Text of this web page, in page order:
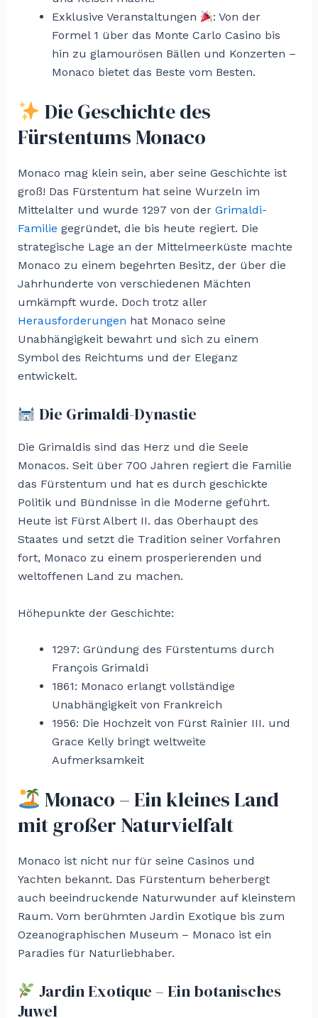
Exklusive Veranstaltungen
: Von der
Formel 1 über das Monte Carlo Casino bis
hin zu glamourösen Bällen und Konzerten –
Monaco bietet das Beste vom Besten.
Die Geschichte des
Fürstentums Monaco
Monaco mag klein sein, aber seine Geschichte ist
groß! Das Fürstentum hat seine Wurzeln im
Mittelalter und wurde 1297 von der Grimaldi-
Familie gegründet, die bis heute regiert. Die
strategische Lage an der Mittelmeerküste machte
Monaco zu einem begehrten Besitz, der über die
Jahrhunderte von verschiedenen Mächten
umkämpft wurde. Doch trotz aller
Herausforderungen hat Monaco seine
Unabhängigkeit bewahrt und sich zu einem
Symbol des Reichtums und der Eleganz
entwickelt.
Die Grimaldi-Dynastie
Die Grimaldis sind das Herz und die Seele
Monacos. Seit über 700 Jahren regiert die Familie
das Fürstentum und hat es durch geschickte
Politik und Bündnisse in die Moderne geführt.
Heute ist Fürst Albert II. das Oberhaupt des
Staates und setzt die Tradition seiner Vorfahren
fort, Monaco zu einem prosperierenden und
weltoffenen Land zu machen.
Höhepunkte der Geschichte:
1297: Gründung des Fürstentums durch
François Grimaldi
1861: Monaco erlangt vollständige
Unabhängigkeit von Frankreich
1956: Die Hochzeit von Fürst Rainier III. und
Grace Kelly bringt weltweite
Aufmerksamkeit
Monaco – Ein kleines Land
mit großer Naturvielfalt
Monaco ist nicht nur für seine Casinos und
Yachten bekannt. Das Fürstentum beherbergt
auch beeindruckende Naturwunder auf kleinstem
Raum. Vom berühmten Jardin Exotique bis zum
Ozeanographischen Museum – Monaco ist ein
Paradies für Naturliebhaber.
Jardin Exotique – Ein botanisches
Juwel